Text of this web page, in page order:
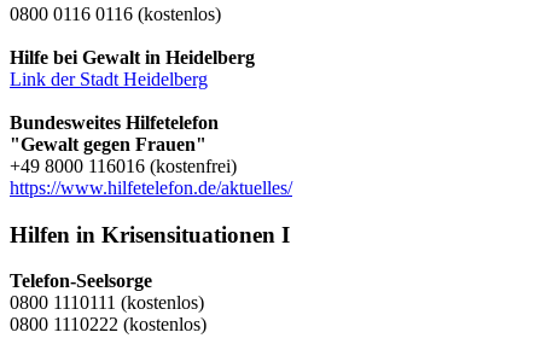
0800 0116 0116 (kostenlos)
Hilfe bei Gewalt in Heidelberg
Link der Stadt Heidelberg
Bundesweites Hilfetelefon
"Gewalt gegen Frauen"
+49 8000 116016 (kostenfrei)
https://www.hilfetelefon.de/aktuelles/
Hilfen in Krisensituationen I
Telefon-Seelsorge
0800 1110111 (kostenlos)
0800 1110222 (kostenlos)